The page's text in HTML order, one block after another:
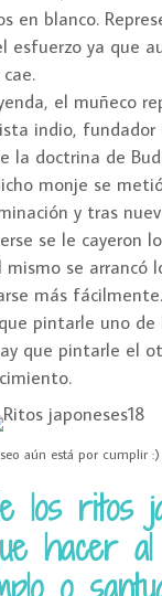
en blanco.
esfuerzo ya que
el muñeco
indio, fundador
la doctrina de
monje se
y tras
se le cayeron
mismo se arrancó
más
pintarle uno de
que pintarle el
aún está por cumplir :)
los ritos
hacer